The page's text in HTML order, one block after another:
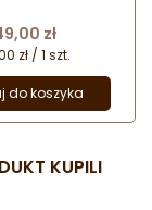
porcjizł
zł / 1 szt.
do koszyka
KUPILI